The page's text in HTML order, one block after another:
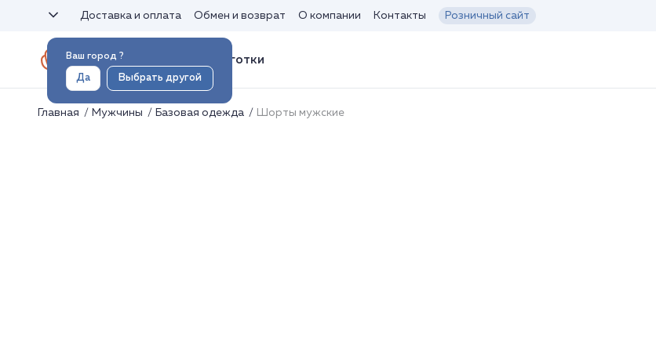
Ваш город ?
Да Выбрать другой
Доставка и оплата Обмен и возврат О компании Контакты Розничный сайт
Носки и колготки
Главная Мужчины Базовая одежда Шорты мужские